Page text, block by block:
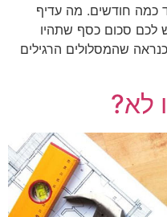
כמה חודשים. מה עדיף
לכם סכום כסף שתהיו
שהמסלולים הרגילים
לא?